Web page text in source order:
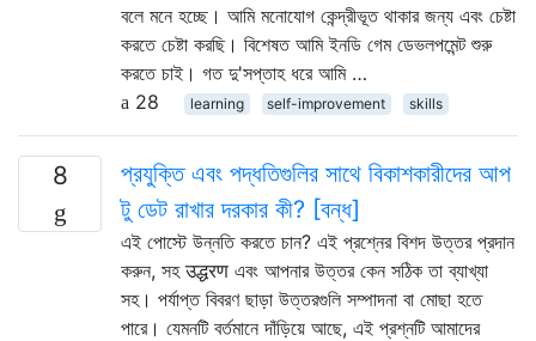
বলে মনে হচ্ছে। আমি মনোযোগ কেন্দ্রীভূত থাকার জন্য এবং চেষ্টা
করতে চেষ্টা করছি। বিশেষত আমি ইনডি গেম ডেভলপমেন্ট শুরু
করতে চাই। গত দু'সপ্তাহ ধরে আমি …
28
learning self-improvement skills
8
প্রযুক্তি এবং পদ্ধতিগুলির সাথে বিকাশকারীদের আপ
টু ডেট রাখার দরকার কী? [বন্ধ]
এই পোস্টে উন্নতি করতে চান? এই প্রশ্নের বিশদ উত্তর প্রদান
করুন, সহ उद्धरण এবং আপনার উত্তর কেন সঠিক তা ব্যাখ্যা
সহ। পর্যাপ্ত বিবরণ ছাড়া উত্তরগুলি সম্পাদনা বা মোছা হতে
পারে। যেমনটি বর্তমানে দাঁড়িয়ে আছে, এই প্রশ্নটি আমাদের